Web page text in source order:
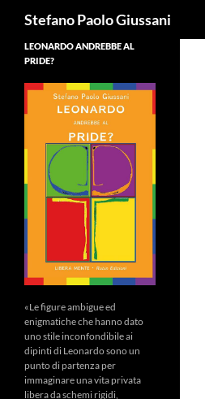
Stefano Paolo Giussani
LEONARDO ANDREBBE AL
PRIDE?
«Le figure ambigue ed
enigmatiche che hanno dato
uno stile inconfondibile ai
dipinti di Leonardo sono un
punto di partenza per
immaginare una vita privata
libera da schemi rigidi,